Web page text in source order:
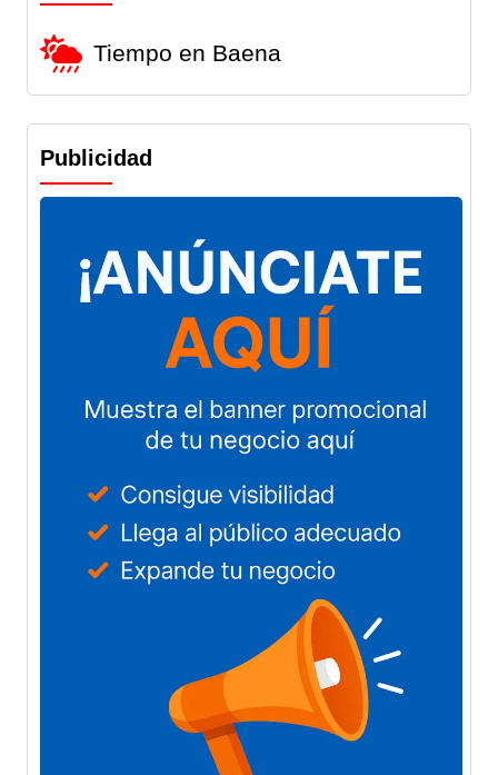
Tiempo en Baena
Publicidad